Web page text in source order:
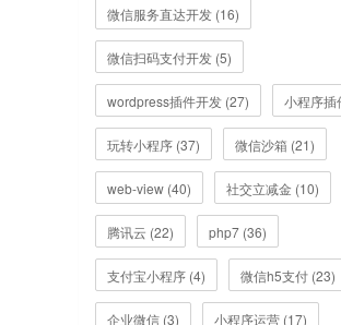
微信服务直达开发 (16)
微信扫码支付开发 (5)
wordpress插件开发 (27) 小程序插
玩转小程序 (37) 微信沙箱 (21)
web-view (40) 社交立减金 (10)
腾讯云 (22) php7 (36)
支付宝小程序 (4) 微信h5支付 (23)
企业微信 (3) 小程序运营 (17)